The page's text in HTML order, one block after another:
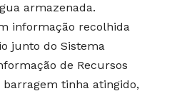
armazenada.
informação recolhida
junto do Sistema
de Recursos
barragem tinha atingido,